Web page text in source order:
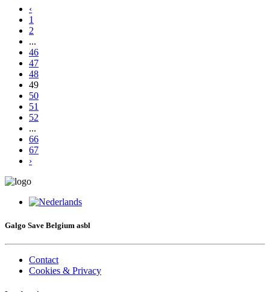
‹
1
2
...
46
47
48
49
50
51
52
...
66
67
›
Galgo Save Belgium asbl
Contact
Cookies & Privacy